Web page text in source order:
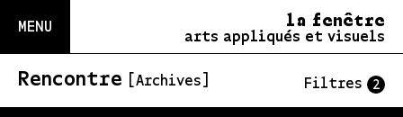
MENU la fenêtre
arts appliqués et visuels
Rencontre [Archives] Filtres 2